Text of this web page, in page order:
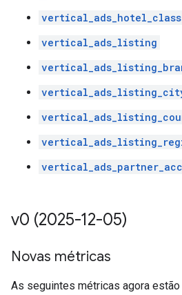
vertical_ads_hotel_class
vertical_ads_listing
v0 (2025-12-05)
Novas métricas
As seguintes métricas agora